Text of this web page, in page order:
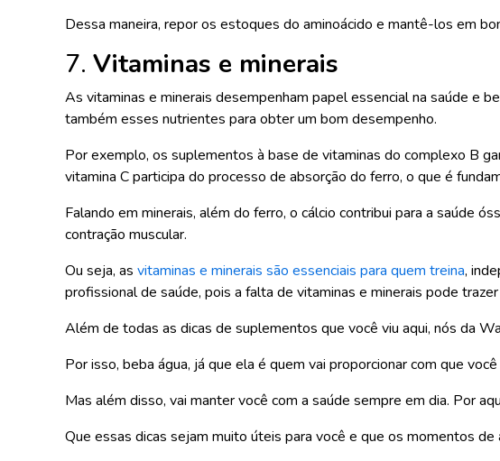
Dessa maneira, repor os estoques do aminoácido e mantê-los em
7. Vitaminas e minerais
As vitaminas e minerais desempenham papel essencial na saúde e
também esses nutrientes para obter um bom desempenho.
Por exemplo, os suplementos à base de vitaminas do complexo B
vitamina C participa do processo de absorção do ferro, o que é
Falando em minerais, além do ferro, o cálcio contribui para a saúde
contração muscular.
Ou seja, as vitaminas e minerais são essenciais para quem treina,
profissional de saúde, pois a falta de vitaminas e minerais pode
Além de todas as dicas de suplementos que você viu aqui, nós da
Por isso, beba água, já que ela é quem vai proporcionar com que
Mas além disso, vai manter você com a saúde sempre em dia. Por
Que essas dicas sejam muito úteis para você e que os momentos